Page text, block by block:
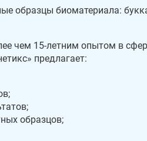
образцы биоматериала:
чем 15-летним опытом в
предлагает:
образцов;